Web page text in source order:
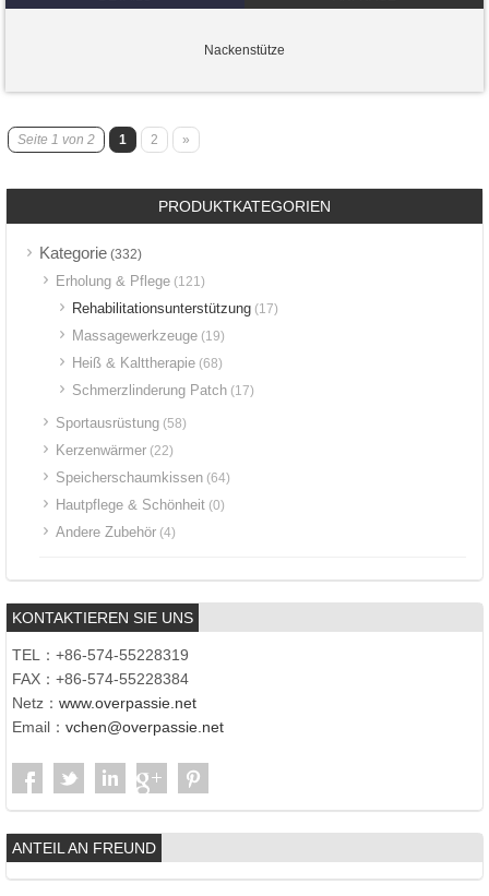
Nackenstütze
Seite 1 von 2 1 2 »
PRODUKTKATEGORIEN
Kategorie (332)
Erholung & Pflege (121)
Rehabilitationsunterstützung (17)
Massagewerkzeuge (19)
Heiß & Kalttherapie (68)
Schmerzlinderung Patch (17)
Sportausrüstung (58)
Kerzenwärmer (22)
Speicherschaumkissen (64)
Hautpflege & Schönheit (0)
Andere Zubehör (4)
KONTAKTIEREN SIE UNS
TEL：+86-574-55228319
FAX：+86-574-55228384
Netz： www.overpassie.net
Email： vchen@overpassie.net
ANTEIL AN FREUND